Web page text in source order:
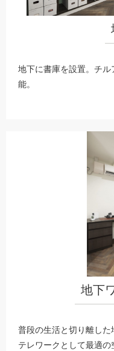
地下に書庫を設置。チ
能。
地下
普段の生活と切り離した
テレワークとして最適の